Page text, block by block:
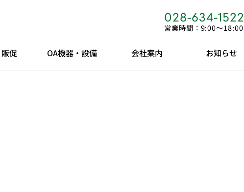
028-634-1522
営業時間：9:00〜18:00
促 OA機器・設備 会社案内 お知らせ